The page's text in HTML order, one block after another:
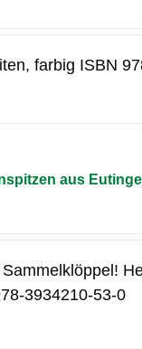
farbig ISBN
aus
3934210-53-0